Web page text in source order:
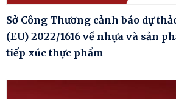
Sở Công Thương cảnh báo dự
(EU) 2022/1616 về nhựa và sản
tiếp xúc thực phẩm